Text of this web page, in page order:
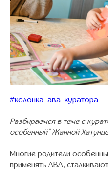
#колонка_ава_куратора
Разбираемся в теме с
особенный" Жанной
Многие родители
применять АВА,